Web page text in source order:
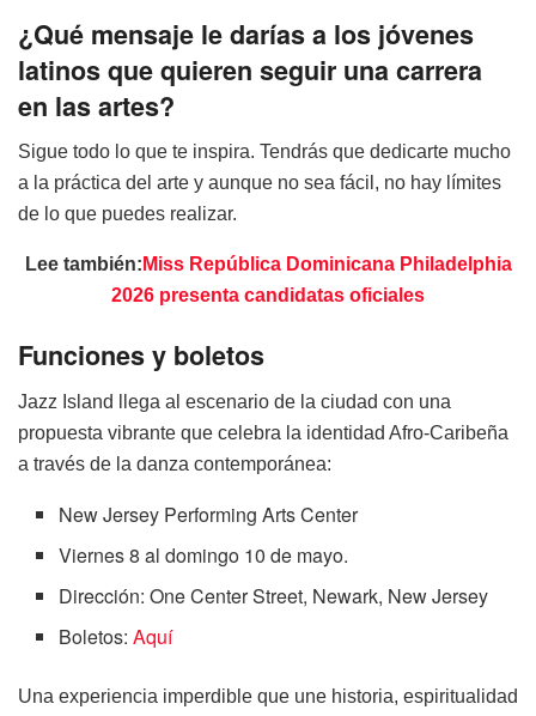
¿Qué mensaje le darías a los jóvenes
latinos que quieren seguir una carrera
en las artes?
Sigue todo lo que te inspira. Tendrás que dedicarte mucho
a la práctica del arte y aunque no sea fácil, no hay límites
de lo que puedes realizar.
Lee también: Miss República Dominicana Philadelphia
2026 presenta candidatas oficiales
Funciones y boletos
Jazz Island llega al escenario de la ciudad con una
propuesta vibrante que celebra la identidad Afro-Caribeña
a través de la danza contemporánea:
New Jersey Performing Arts Center
Viernes 8 al domingo 10 de mayo.
Dirección: One Center Street, Newark, New Jersey
Boletos: Aquí
Una experiencia imperdible que une historia, espiritualidad